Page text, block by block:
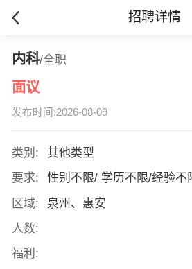
招聘详情
内科/全职
面议
发布时间:2026-08-09
类别:
其他类型
要求:
性别不限/ 学历不限/经验不
区域:
泉州、惠安
人数:
福利: